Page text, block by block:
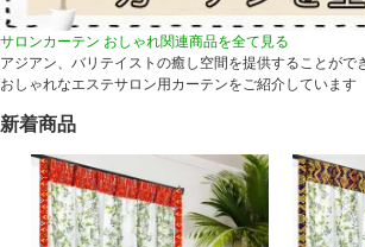
サロンカーテン おしゃれ関連商品を全て見る
アジアン、バリテイストの癒し空間を提供することがで
おしゃれなエステサロン用カーテンをご紹介しています
新着商品